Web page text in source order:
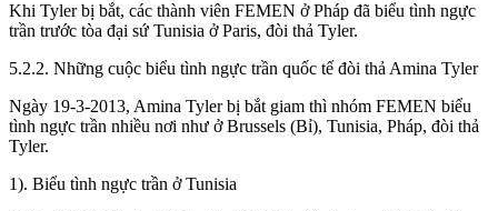
Khi Tyler bị bắt, các thành viên FEMEN ở Pháp đã biểu tình ngực
trần trước tòa đại sứ Tunisia ở Paris, đòi thả Tyler.
5.2.2. Những cuộc biểu tình ngực trần quốc tế đòi thả Amina Tyler
Ngày 19-3-2013, Amina Tyler bị bắt giam thì nhóm FEMEN biểu
tình ngực trần nhiều nơi như ở Brussels (Bỉ), Tunisia, Pháp, đòi thả
Tyler.
1). Biểu tình ngực trần ở Tunisia